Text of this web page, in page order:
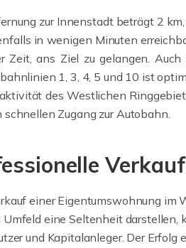
zur Innenstadt beträgt 2
in wenigen Minuten
Zeit, ans Ziel zu gelangen.
1, 3, 4, 5 und 10 ist
des Westlichen
schnellen Zugang zur Autobahn.
einer Eigentumswohnung im
Umfeld eine Seltenheit
und Kapitalanleger. Der